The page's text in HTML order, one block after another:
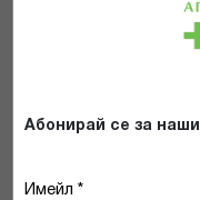
Абонирай се за
Имейл *
Общите